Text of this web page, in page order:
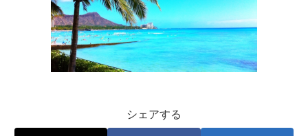
シェアする